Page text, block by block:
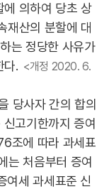
에 의하여 당초 상
재산의 분할에 대
는 정당한 사유가
다. <개정 2020. 6.
당사자 간의 합의
고기한까지 증여
조에 따라 과세표
는 처음부터 증여
여세 과세표준 신